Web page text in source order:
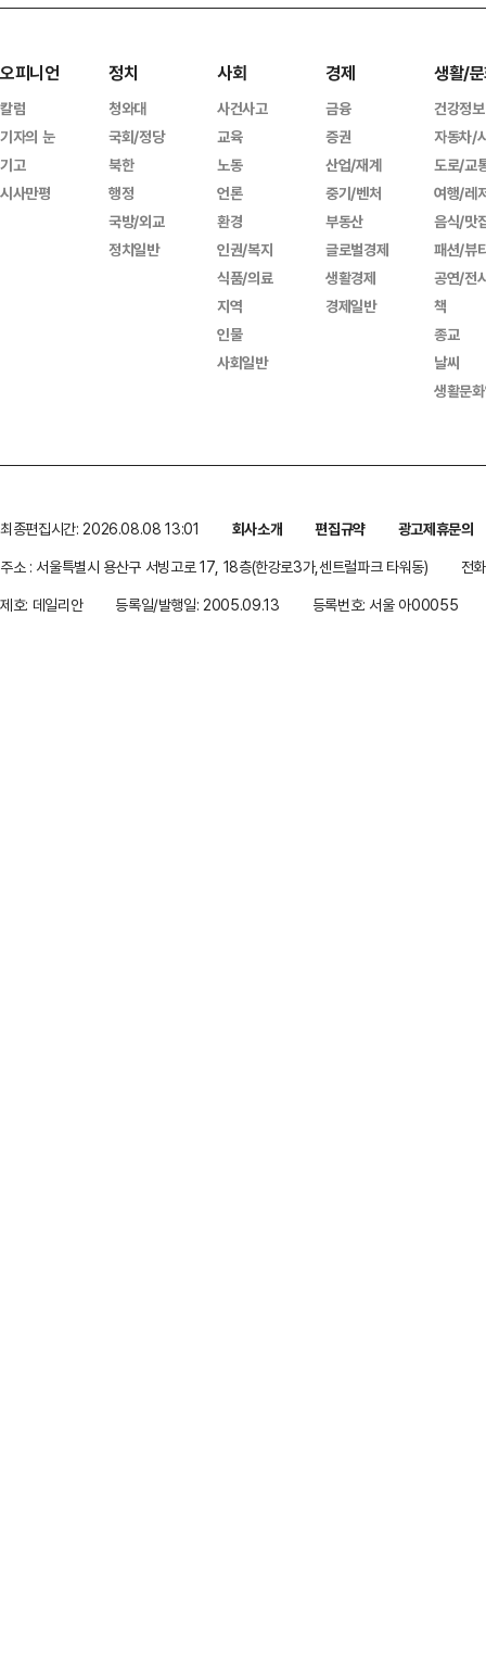
오피니언
칼럼
기자의 눈
기고
시사만평
정치
청와대
국회/정당
북한
행정
국방/외교
정치일반
사회
사건사고
교육
노동
언론
환경
인권/복지
식품/의료
지역
인물
사회일반
경제
금융
증권
산업/재계
중기/벤처
부동산
글로벌경제
생활경제
경제일반
생활/
건강정보
자동차/
도로/교
여행/레
음식/맛
패션/뷰
공연/전
책
종교
날씨
생활문
최종편집시간: 2026.08.08 13:01 회사소개 편집규약
광고제휴문의
주소 : 서울특별시 용산구 서빙고로 17, 18층(한강로3가,센트럴파크 타워동)
전
제호: 데일리안
등록일/발행일: 2005.09.13 등록번호: 서울 아00055